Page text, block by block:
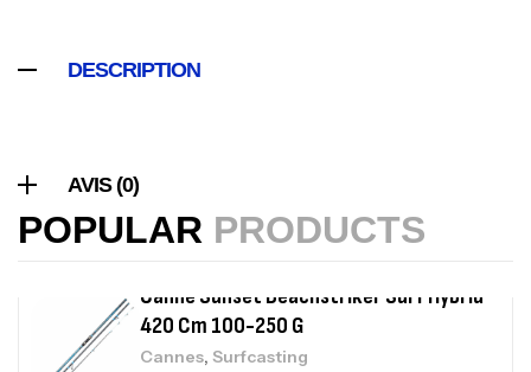
DESCRIPTION
AVIS (0)
POPULAR PRODUCTS
Accastillage bateau
420 Cm 100-250 G
د.ت239,000